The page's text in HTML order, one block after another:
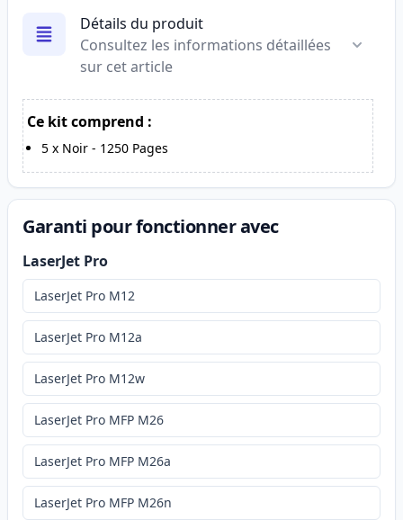
Détails du produit
Consultez les informations détaillées
sur cet article
Ce kit comprend :
5 x Noir - 1250 Pages
Garanti pour fonctionner avec
LaserJet Pro
LaserJet Pro M12
LaserJet Pro M12a
LaserJet Pro M12w
LaserJet Pro MFP M26
LaserJet Pro MFP M26a
LaserJet Pro MFP M26n